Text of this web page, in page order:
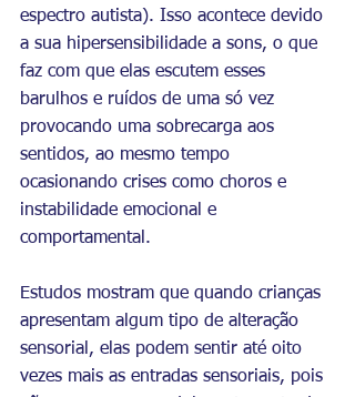
espectro autista). Isso acontece devido
a sua hipersensibilidade a sons, o que
faz com que elas escutem esses
barulhos e ruídos de uma só vez
provocando uma sobrecarga aos
sentidos, ao mesmo tempo
ocasionando crises como choros e
instabilidade emocional e
comportamental.
Estudos mostram que quando crianças
apresentam algum tipo de alteração
sensorial, elas podem sentir até oito
vezes mais as entradas sensoriais, pois